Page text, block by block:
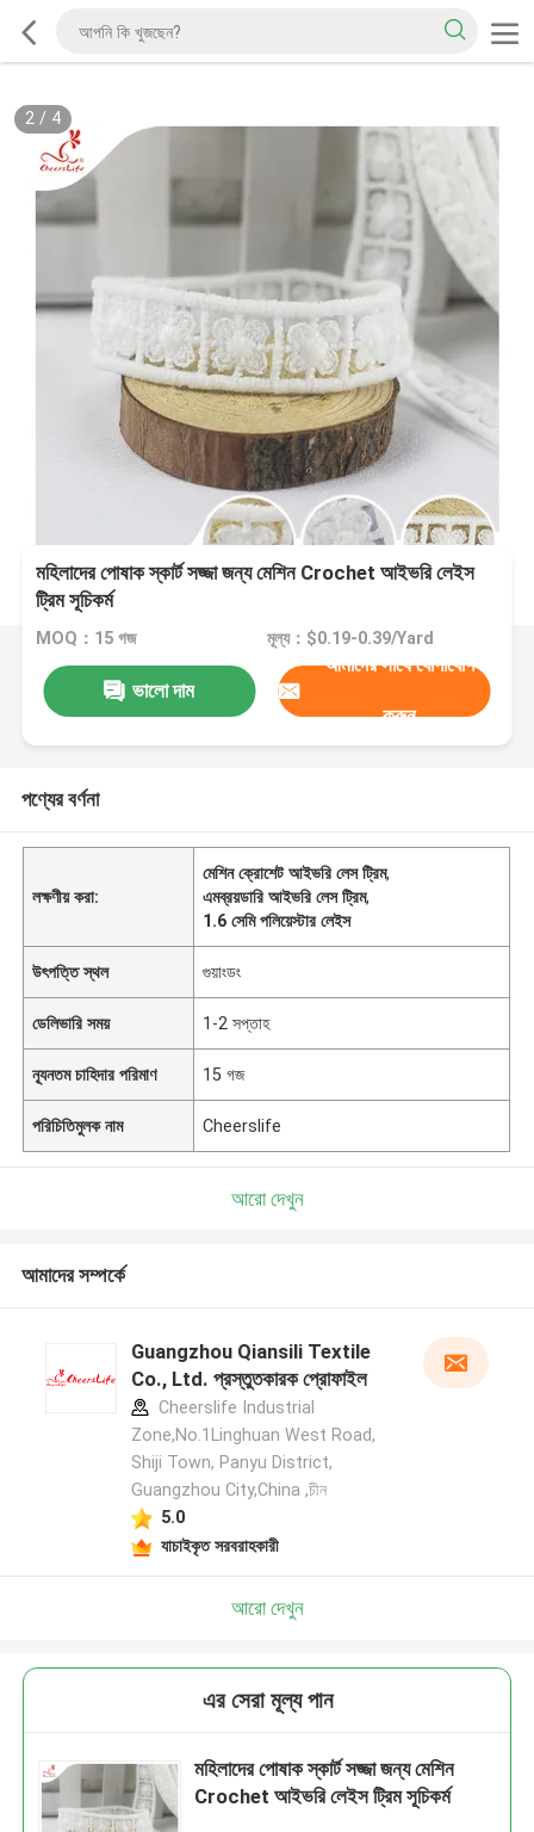
2/ 4
মহিলাদের পোষাক স্কার্ট সজ্জা জন্য মেশিন Crochet আইভরি লেইস
ট্রিম সূচিকর্ম
MOQ：15 গজ মূল্য：$0.19-0.39/Yard
ভালো দাম
আমাদের সাথে যোগাযোগ
করুন
পণ্যের বর্ণনা
লক্ষণীয় করা:
মেশিন ক্রোশেট আইভরি লেস ট্রিম,
এমব্রয়ডারি আইভরি লেস ট্রিম,
1.6 সেমি পলিয়েস্টার লেইস
উৎপত্তি স্থল গুয়াংডং
ডেলিভারি সময় 1-2 সপ্তাহ
ন্যূনতম চাহিদার পরিমাণ 15 গজ
পরিচিতিমুলক নাম Cheerslife
আরো দেখুন
আমাদের সম্পর্কে
Guangzhou Qiansili Textile
Co., Ltd. প্রস্তুতকারক প্রোফাইল
Cheerslife Industrial
Zone,No.1Linghuan West Road,
Shiji Town, Panyu District,
Guangzhou City,China ,চীন
5.0
যাচাইকৃত সরবরাহকারী
আরো দেখুন
এর সেরা মূল্য পান
মহিলাদের পোষাক স্কার্ট সজ্জা জন্য মেশিন
Crochet আইভরি লেইস ট্রিম সূচিকর্ম